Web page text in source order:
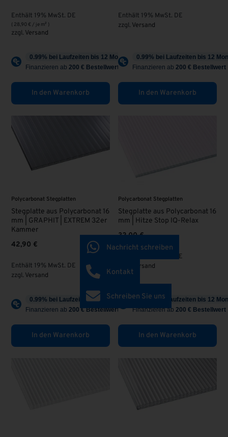
Enthält 19% MwSt. DE
( 28,90 € / je m² )
zzgl. Versand
In den Warenkorb
Enthält 19% MwSt. DE
zzgl. Versand
In den Warenkorb
Polycarbonat Stegplatten
Stegplatte aus Polycarbonat 16
mm | GRAPHIT | EXTREM 32er
Kammer
42,90 €
Enthält 19% MwSt. DE
zzgl. Versand
In den Warenkorb
Polycarbonat Stegplatten
Stegplatte aus Polycarbonat 16
mm | Hitze Stop IQ-Relax
32,00€
Enthält 19% MwSt. DE
Versand
In den Warenkorb
Nachricht schreiben
Kontakt
Schreiben Sie uns